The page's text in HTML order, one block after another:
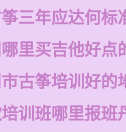
三年应达何标
里买吉他好点
古筝培训好的
训班哪里报班